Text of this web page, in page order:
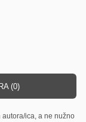
(0)
ica, a ne nužno